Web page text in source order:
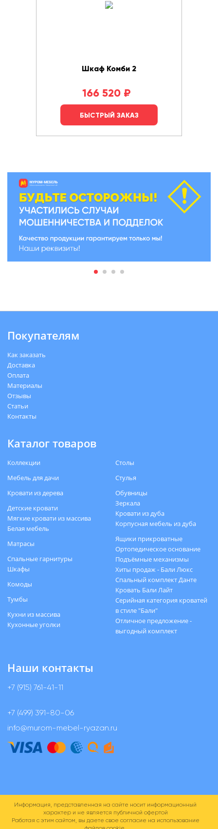
Шкаф Комби 2
166 520 ₽
БЫСТРЫЙ ЗАКАЗ
Покупателям
Как заказать
Доставка
Оплата
Материалы
Отзывы
Статьи
Контакты
Каталог товаров
Коллекции
Мебель для дачи
Кровати из дерева
Детские кровати
Мягкие кровати из массива
Белая мебель
Матрасы
Спальные гарнитуры
Шкафы
Комоды
Тумбы
Кухни из массива
Кухонные уголки
Столы
Стулья
Обувницы
Зеркала
Кровати из дуба
Корпусная мебель из дуба
Ящики прикроватные
Ортопедическое основание
Подъёмные механизмы
Хиты продаж - Бали Люкс
Спальный комплект Данте
Кровать Бали Лайт
Серийная категория кроватей
в стиле "Бали"
Отличное предложение -
выгодный комплект
Наши контакты
+7 (915) 761-41-11
+7 (499) 391-80-06
info@murom-mebel-ryazan.ru
Информация, представленная на сайте носит информационный
характер и не является публичной офертой
Работая с этим сайтом, вы даете свое согласие на использование